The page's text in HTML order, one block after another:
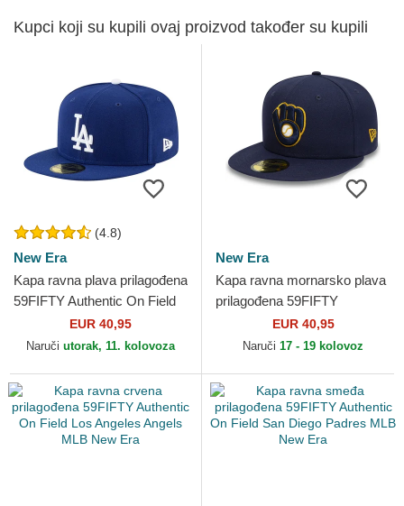
Kupci koji su kupili ovaj proizvod također su kupili
(4.8)
New Era
Kapa ravna plava prilagođena
59FIFTY Authentic On Field
Game Los Angeles Dodgers
MLB New Era
EUR 40,95
Naruči utorak, 11. kolovoza
New Era
Kapa ravna mornarsko plava
prilagođena 59FIFTY
Authentic On Field Milwaukee
Brewers MLB New Era
EUR 40,95
Naruči 17 - 19 kolovoz